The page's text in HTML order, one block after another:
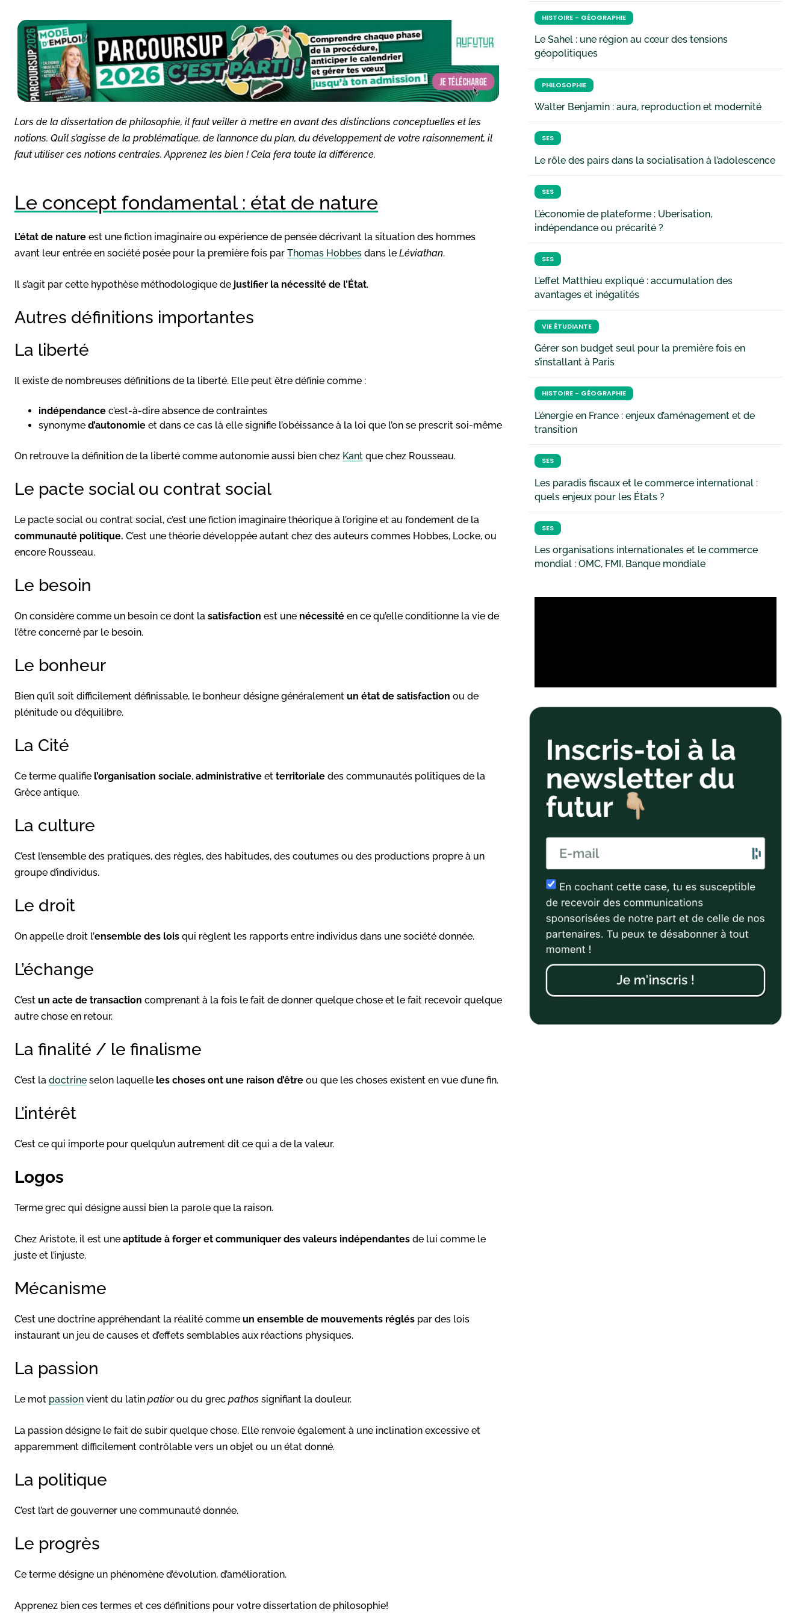
Lors de la dissertation de philosophie, il faut veiller à mettre en avant des distinctions conceptuelles et les
notions. Qu’il s’agisse de la problématique, de l’annonce du plan, du développement de votre raisonnement, il
faut utiliser ces notions centrales. Apprenez les bien ! Cela fera toute la différence.
Le concept fondamental : état de nature
L’état de nature est une fiction imaginaire ou expérience de pensée décrivant la situation des hommes
avant leur entrée en société posée pour la première fois par Thomas Hobbes dans le Léviathan.
Il s’agit par cette hypothèse méthodologique de justifier la nécessité de l’État.
Autres définitions importantes
La liberté
Il existe de nombreuses définitions de la liberté. Elle peut être définie comme :
indépendance c’est-à-dire absence de contraintes
synonyme d’autonomie et dans ce cas là elle signifie l’obéissance à la loi que l’on se prescrit soi-même
On retrouve la définition de la liberté comme autonomie aussi bien chez Kant que chez Rousseau.
Le pacte social ou contrat social
Le pacte social ou contrat social, c’est une fiction imaginaire théorique à l’origine et au fondement de la
communauté politique. C’est une théorie développée autant chez des auteurs commes Hobbes, Locke, ou
encore Rousseau.
Le besoin
On considère comme un besoin ce dont la satisfaction est une nécessité en ce qu’elle conditionne la vie de
l’être concerné par le besoin.
Le bonheur
Bien qu’il soit difficilement définissable, le bonheur désigne généralement un état de satisfaction ou de
plénitude ou d’équilibre.
La Cité
Ce terme qualifie l’organisation sociale, administrative et territoriale des communautés politiques de la
Grèce antique.
La culture
C’est l’ensemble des pratiques, des règles, des habitudes, des coutumes ou des productions propre à un
groupe d’individus.
Le droit
On appelle droit l’ensemble des lois qui règlent les rapports entre individus dans une société donnée.
L’échange
C’est un acte de transaction comprenant à la fois le fait de donner quelque chose et le fait recevoir quelque
autre chose en retour.
La finalité / le finalisme
C’est la doctrine selon laquelle les choses ont une raison d’être ou que les choses existent en vue d’une fin.
L’intérêt
C’est ce qui importe pour quelqu’un autrement dit ce qui a de la valeur.
Logos
Terme grec qui désigne aussi bien la parole que la raison.
Chez Aristote, il est une aptitude à forger et communiquer des valeurs indépendantes de lui comme le
juste et l’injuste.
Mécanisme
C’est une doctrine appréhendant la réalité comme un ensemble de mouvements réglés par des lois
instaurant un jeu de causes et d’effets semblables aux réactions physiques.
La passion
Le mot passion vient du latin patior ou du grec pathos signifiant la douleur.
La passion désigne le fait de subir quelque chose. Elle renvoie également à une inclination excessive et
apparemment difficilement contrôlable vers un objet ou un état donné.
La politique
C’est l’art de gouverner une communauté donnée.
Le progrès
Ce terme désigne un phénomène d’évolution, d’amélioration.
Apprenez bien ces termes et ces définitions pour votre dissertation de philosophie!
HISTOIRE - GÉOGRAPHIE
Le Sahel : une région au cœur des tensions
géopolitiques
PHILOSOPHIE
Walter Benjamin : aura, reproduction et modernité
SES
Le rôle des pairs dans la socialisation à l’adolescence
SES
L’économie de plateforme : Uberisation,
indépendance ou précarité ?
SES
L’effet Matthieu expliqué : accumulation des
avantages et inégalités
VIE ÉTUDIANTE
Gérer son budget seul pour la première fois en
s’installant à Paris
HISTOIRE - GÉOGRAPHIE
L’énergie en France : enjeux d’aménagement et de
transition
SES
Les paradis fiscaux et le commerce international :
quels enjeux pour les États ?
SES
Les organisations internationales et le commerce
mondial : OMC, FMI, Banque mondiale